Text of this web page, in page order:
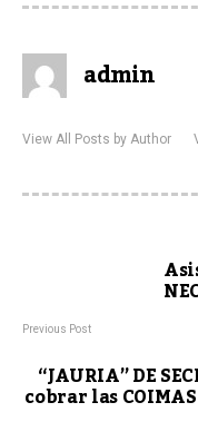
admin
View All Posts by Author
Previous Post
“JAURIA” DE
cobrar las